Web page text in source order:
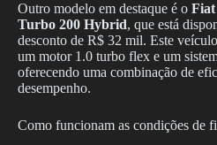
Outro modelo em destaque é o Fiat
Turbo 200 Hybrid, que está
desconto de R$ 32 mil. Este
um motor 1.0 turbo flex e um
oferecendo uma combinação de
desempenho.
Como funcionam as condições de